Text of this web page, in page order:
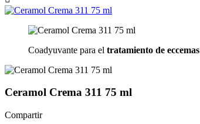
Coadyuvante para el tratamiento de eccemas
Ceramol Crema 311 75 ml
Compartir